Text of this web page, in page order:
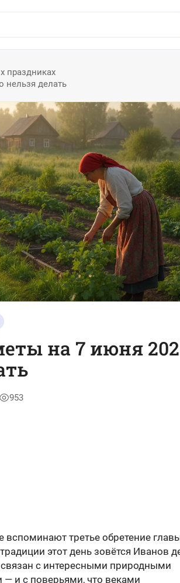
праздниках
нельзя делать
на 7 июня
953
третье обретение
этот день зовётся Иванов
с интересными природными
и с поверьями, что веками